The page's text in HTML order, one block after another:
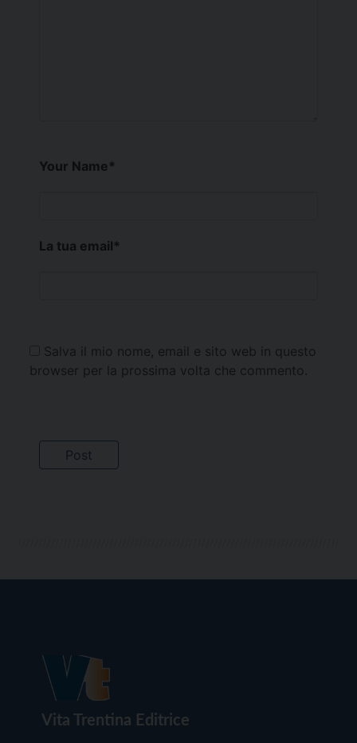
Your Name*
La tua email*
Salva il mio nome, email e sito web in questo
browser per la prossima volta che commento.
Vita Trentina Editrice